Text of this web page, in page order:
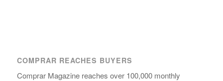
COMPRAR REACHES BUYERS
Comprar Magazine reaches over 100,000 monthly